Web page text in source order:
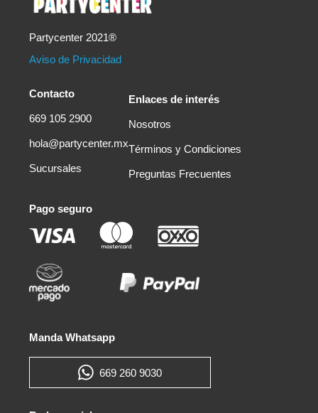
Partycenter 2021®
Aviso de Privacidad
Contacto
669 105 2900
hola@partycenter.mx
Sucursales
Enlaces de interés
Nosotros
Términos y Condiciones
Preguntas Frecuentes
Pago seguro
Manda Whatsapp
669 260 9030